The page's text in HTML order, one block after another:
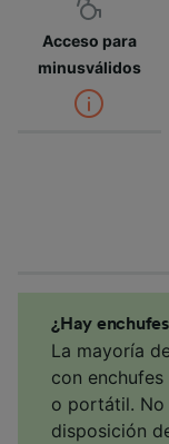
Acceso para
minusválidos
¿Hay
La mayoría
con
o portátil. No
disposición